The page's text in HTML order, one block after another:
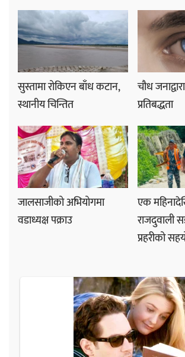
सुस्तामा रोकिएन बाँध कटान,
स्थानीय चिन्तित
चौध
प्रतिबद्धता
जालसाजीको अभियोगमा
वडाध्यक्ष पक्राउ
एक
राजदुवाली
प्रहरीको